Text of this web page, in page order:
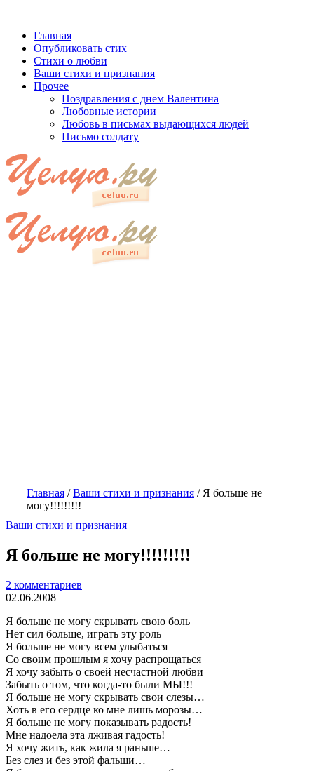
Главная
Опубликовать стих
Стихи о любви
Ваши стихи и признания
Прочее
Поздравления с днем Валентина
Любовные истории
Любовь в письмах выдающихся людей
Письмо солдату
Главная /Ваши стихи и признания / Я больше не
могу!!!!!!!!!
Ваши стихи и признания
Я больше не могу!!!!!!!!!
2 комментариев
02.06.2008
Я больше не могу скрывать свою боль
Нет сил больше, играть эту роль
Я больше не могу всем улыбаться
Со своим прошлым я хочу распрощаться
Я хочу забыть о своей несчастной любви
Забыть о том, что когда-то были МЫ!!!
Я больше не могу скрывать свои слезы…
Хоть в его сердце ко мне лишь морозы…
Я больше не могу показывать радость!
Мне надоела эта лживая гадость!
Я хочу жить, как жила я раньше…
Без слез и без этой фальши…